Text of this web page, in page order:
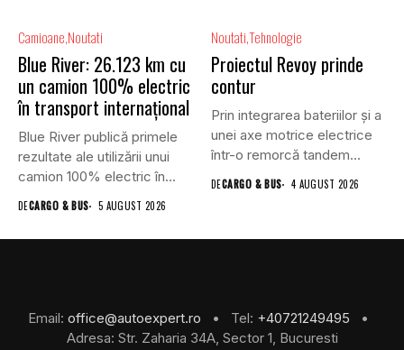
Camioane Noutati
Blue River: 26.123 km cu
un camion 100% electric
în transport internațional
Blue River publică primele
rezultate ale utilizării unui
camion 100% electric în...
DECARGO & BUS 5 AUGUST 2026
NoutatiTehnologie
Proiectul Revoy prinde
contur
Prin integrarea bateriilor și a
unei axe motrice electrice
într-o remorcă tandem...
DECARGO & BUS 4 AUGUST 2026
Email: office@autoexpert.ro • Tel: +40721249495
•
Adresa: Str. Zaharia 34A, Sector 1, Bucuresti